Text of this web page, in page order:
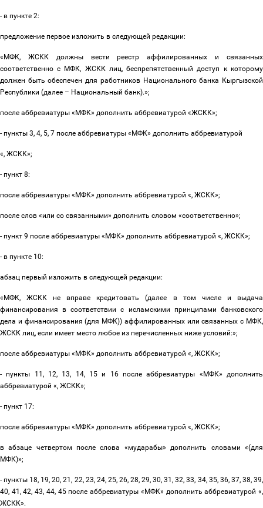
- в пункте 2:
предложение первое изложить в следующей редакции:
«МФК, ЖСКК должны вести реестр аффилированных и связанных
соответственно с МФК, ЖСКК лиц, беспрепятственный доступ к которому
должен быть обеспечен для работников Национального банка Кыргызской
Республики (далее – Национальный банк).»;
после аббревиатуры «МФК» дополнить аббревиатурой «ЖСКК»;
- пункты 3, 4, 5, 7 после аббревиатуры «МФК» дополнить аббревиатурой
«, ЖСКК»;
- пункт 8:
после аббревиатуры «МФК» дополнить аббревиатурой «, ЖСКК»;
после слов «или со связанными» дополнить словом «соответственно»;
- пункт 9 после аббревиатуры «МФК» дополнить аббревиатурой «, ЖСКК»;
- в пункте 10:
абзац первый изложить в следующей редакции:
« МФК, ЖСКК не вправе кредитовать (далее в том числе и выдача
финансирования в соответствии с исламскими принципами банковского
дела и финансирования (для МФК)) аффилированных или связанных с МФК,
ЖСКК лиц, если имеет место любое из перечисленных ниже условий:»;
после аббревиатуры «МФК» дополнить аббревиатурой «, ЖСКК»;
- пункты 11, 12, 13, 14, 15 и 16 после аббревиатуры «МФК» дополнить
аббревиатурой «, ЖСКК»;
- пункт 17:
после аббревиатуры «МФК» дополнить аббревиатурой «, ЖСКК»;
в абзаце четвертом после слова «мударабы» дополнить словами «(для
МФК)»;
- пункты 18, 19, 20, 21, 22, 23, 24, 25, 26, 28, 29, 30, 31, 32, 33, 34, 35, 36, 37, 38, 39,
40, 41, 42, 43, 44, 45 после аббревиатуры «МФК» дополнить аббревиатурой «,
ЖСКК».